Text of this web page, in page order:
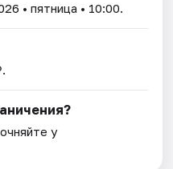
• пятница • 10:00.
у